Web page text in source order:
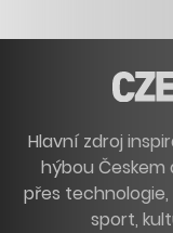
Hlavní zdroj
hýbou
přes
sport,